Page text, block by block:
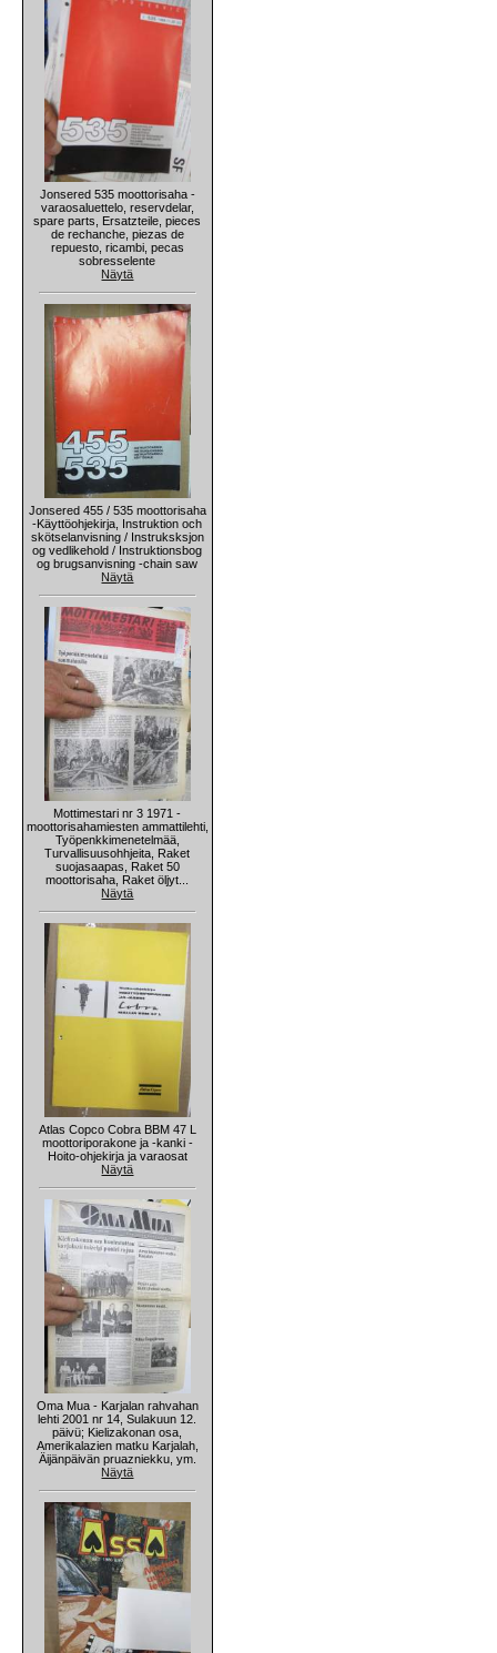
Jonsered 535 moottorisaha -
varaosaluettelo, reservdelar,
spare parts, Ersatzteile, pieces
de rechanche, piezas de
repuesto, ricambi, pecas
sobresselente
Näytä
Jonsered 455 / 535 moottorisaha
-Käyttöohjekirja, Instruktion och
skötselanvisning / Instruksksjon
og vedlikehold / Instruktionsbog
og brugsanvisning -chain saw
Näytä
Mottimestari nr 3 1971 -
moottorisahamiesten ammattilehti,
Työpenkkimenetelmää,
Turvallisuusohhjeita, Raket
suojasaapas, Raket 50
moottorisaha, Raket öljyt...
Näytä
Atlas Copco Cobra BBM 47 L
moottoriporakone ja -kanki -
Hoito-ohjekirja ja varaosat
Näytä
Oma Mua - Karjalan rahvahan
lehti 2001 nr 14, Sulakuun 12.
päivü; Kielizakonan osa,
Amerikalazien matku Karjalah,
Äijänpäivän pruazniekku, ym.
Näytä